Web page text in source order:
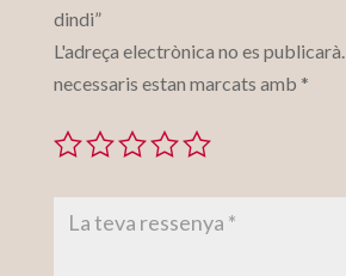
dindi”
L'adreça electrònica no es publicarà.
necessaris estan marcats amb *